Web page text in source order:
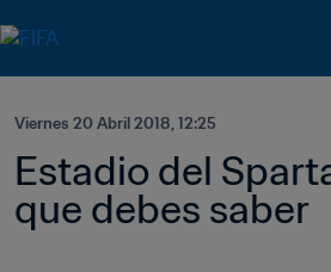
Viernes 20 Abril 2018, 12:25
Estadio del
que debes saber